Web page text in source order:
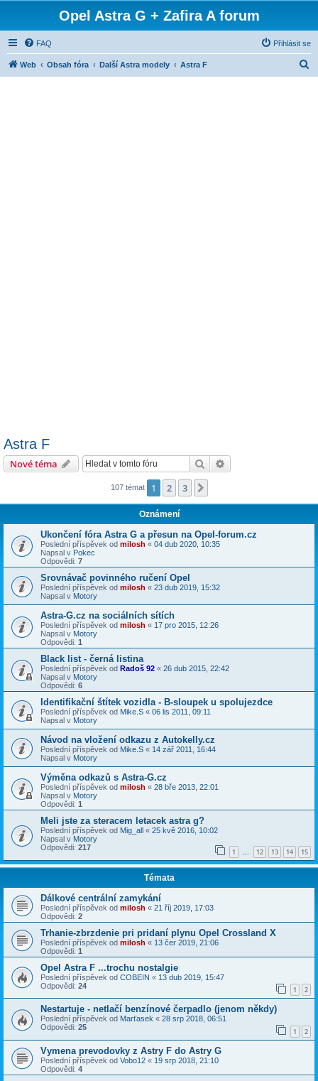
Opel Astra G + Zafira A forum
FAQ Přihlásit se
Web Obsah fóra Další Astra modely Astra F
Astra F
Nové téma Hledat
107 témat 1 2 3
Oznámení
Ukončení fóra Astra G a přesun na Opel-forum.cz
Poslední příspěvek od milosh « 04 dub 2020, 10:35
Napsal v Pokec
Odpovědi: 7
Srovnávač povinného ručení Opel
Poslední příspěvek od milosh « 23 dub 2019, 15:32
Napsal v Motory
Astra-G.cz na sociálních sítích
Poslední příspěvek od milosh « 17 pro 2015, 12:26
Napsal v Motory
Odpovědi: 1
Black list - černá listina
Poslední příspěvek od Radoš 92 « 26 dub 2015, 22:42
Napsal v Motory
Odpovědi: 6
Identifikační štítek vozidla - B-sloupek u spolujezdce
Poslední příspěvek od Mike.S « 06 lis 2011, 09:11
Napsal v Motory
Návod na vložení odkazu z Autokelly.cz
Poslední příspěvek od Mike.S « 14 zář 2011, 16:44
Napsal v Motory
Výměna odkazů s Astra-G.cz
Poslední příspěvek od milosh « 28 bře 2013, 22:01
Napsal v Motory
Odpovědi: 1
Meli jste za steracem letacek astra g?
Poslední příspěvek od Mig_all « 25 kvě 2016, 10:02
Napsal v Motory
Odpovědi: 217 1 … 12 13 14 15
Témata
Dálkové centrální zamykání
Poslední příspěvek od milosh « 21 říj 2019, 17:03
Odpovědi: 2
Trhanie-zbrzdenie pri pridaní plynu Opel Crossland X
Poslední příspěvek od milosh « 13 čer 2019, 21:06
Odpovědi: 1
Opel Astra F ...trochu nostalgie
Poslední příspěvek od COBEIN « 13 dub 2019, 15:47
Odpovědi: 24 1 2
Nestartuje - netlačí benzínové čerpadlo (jenom někdy)
Poslední příspěvek od Marťasek « 28 srp 2018, 06:51
Odpovědi: 25 1 2
Vymena prevodovky z Astry F do Astry G
Poslední příspěvek od Vobo12 « 19 srp 2018, 21:10
Odpovědi: 4